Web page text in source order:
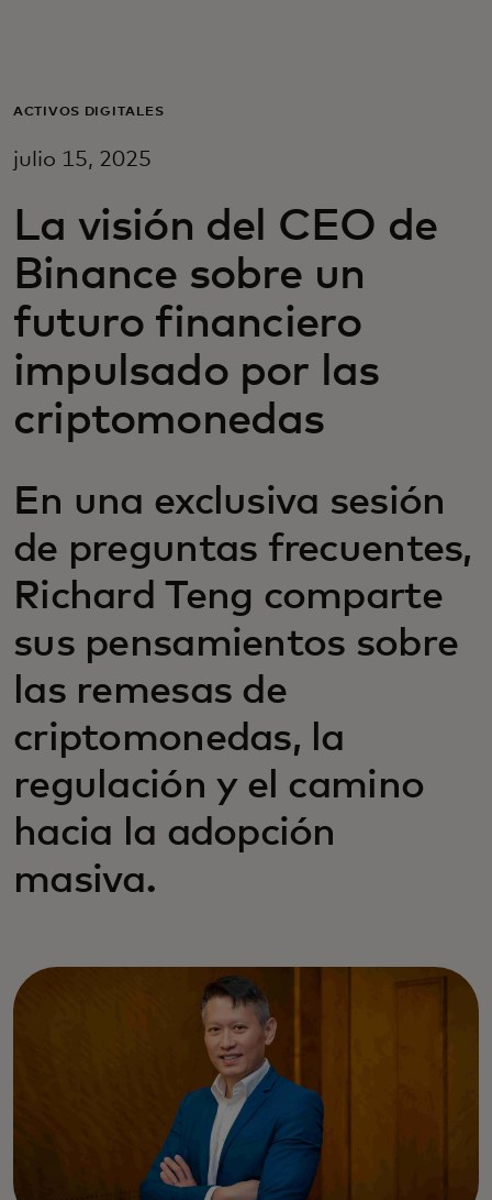
Para empresas
Para innovadores
Noticias y tendencias
ACTIVOS DIGITALES
julio 15, 2025
La visión del CEO de
Binance sobre un
futuro financiero
impulsado por las
criptomonedas
En una exclusiva sesión
de preguntas frecuentes,
Richard Teng comparte
sus pensamientos sobre
las remesas de
criptomonedas, la
regulación y el camino
hacia la adopción
masiva.